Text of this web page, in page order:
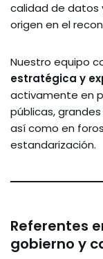
calidad de datos
origen en el
Nuestro equipo
estratégica y
activamente en
públicas,
así como en
estandarización.
Referentes
gobierno y